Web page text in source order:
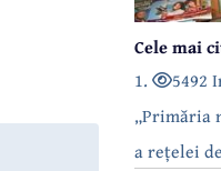
Cele mai
1.
5492
„Primăria
a rețelei